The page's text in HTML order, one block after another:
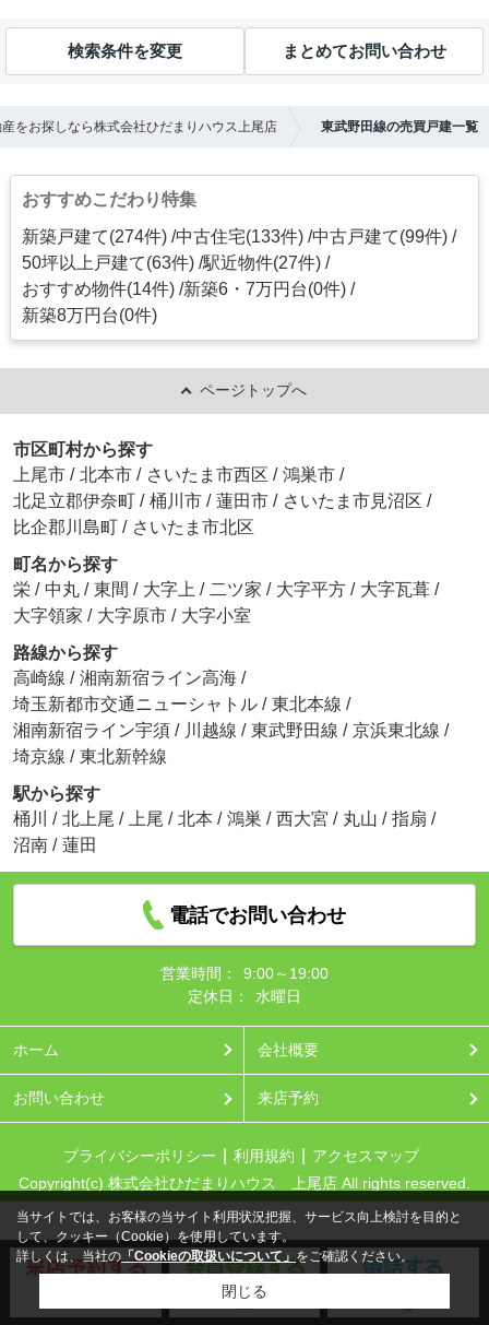
検索条件を変更 まとめてお問い合わせ
をお探しなら株式会社ひだまりハウス上尾店 東武野田線の売買戸建一覧
おすすめこだわり特集
新築戸建て(274件) 中古住宅(133件) 中古戸建て(99件)
50坪以上戸建て(63件) 駅近物件(27件)
おすすめ物件(14件) 新築6・7万円台(0件)
新築8万円台(0件)
ページトップへ
市区町村から探す
上尾市 / 北本市 / さいたま市西区 / 鴻巣市 /
北足立郡伊奈町
/ 桶川市 / 蓮田市 / さいたま市見沼区 /
比企郡川島町
/ さいたま市北区
町名から探す
栄 / 中丸 / 東間 / 大字上 / 二ツ家 / 大字平方 / 大字瓦葺 /
大字領家 / 大字原市 / 大字小室
路線から探す
高崎線 / 湘南新宿ライン高海 /
埼玉新都市交通ニューシャトル / 東北本線 /
湘南新宿ライン宇須 / 川越線 / 東武野田線 / 京浜東北線 /
埼京線 / 東北新幹線
駅から探す
桶川 / 北上尾 / 上尾 / 北本 / 鴻巣 / 西大宮 / 丸山 / 指扇 /
沼南 / 蓮田
電話でお問い合わせ
営業時間：
9:00～19:00
定休日：
水曜日
ホーム 会社概要
お問い合わせ 来店予約
プライバシーポリシー 利用規約
アクセスマップ
Copyright(c) 株式会社ひだまりハウス 上尾店 All rights reserved.
当サイトでは、お客様の当サイト利用状況把握、サービス向上検討を目的と
して、クッキー（Cookie）を使用しています。
詳しくは、当社の 「Cookieの取扱いについて」をご確認ください。
閉じる